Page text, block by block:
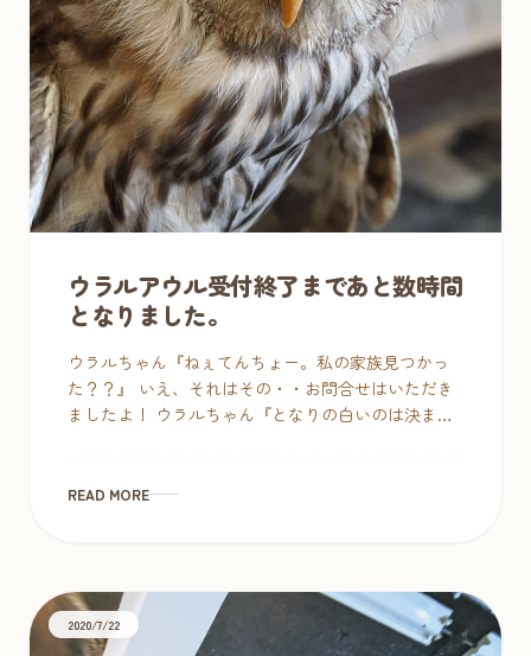
ウラルアウル受付終了まであと数時間
となりました。
ウラルちゃん『ねぇてんちょー。私の家族見つかっ
た？？』 いえ、それはその・・お問合せはいただき
ましたよ！ ウラルちゃん『となりの白いのは決まっ
READ MORE
2020/7/22